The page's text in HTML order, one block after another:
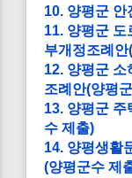
10. 양평군 안
11. 양평군 도
부개정조례
12. 양평군 소
조례안(양평
13. 양평군 주
수 제출)
14. 양평생활
(양평군수 제